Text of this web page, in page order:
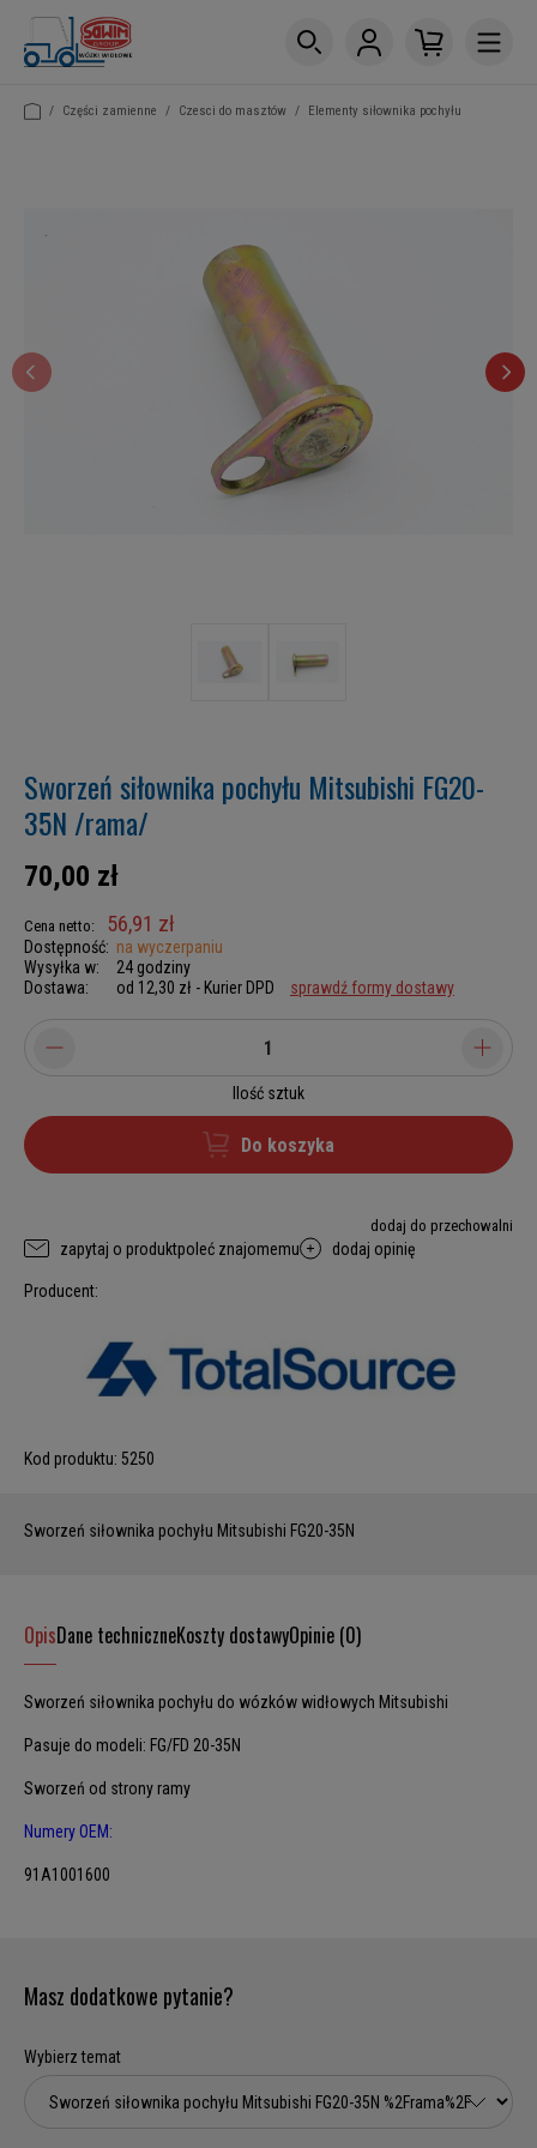
/ Części zamienne / Czesci do masztów / Elementy siłownika pochyłu
Sworzeń siłownika pochyłu Mitsubishi FG20-
35N /rama/
70,00 zł
Cena netto: 56,91 zł
Dostępność: na wyczerpaniu
Wysyłka w:
24 godziny
Dostawa:
od 12,30 zł - Kurier DPD sprawdź formy dostawy
Ilość sztuk
Do koszyka
dodaj do przechowalni
zapytaj o produktpoleć znajomemu dodaj opinię
Producent:
Kod produktu: 5250
Sworzeń siłownika pochyłu Mitsubishi FG20-35N
OpisDane techniczneKoszty dostawyOpinie (0)
Sworzeń siłownika pochyłu do wózków widłowych Mitsubishi
Pasuje do modeli: FG/FD 20-35N
Sworzeń od strony ramy
Numery OEM:
91A1001600
Masz dodatkowe pytanie?